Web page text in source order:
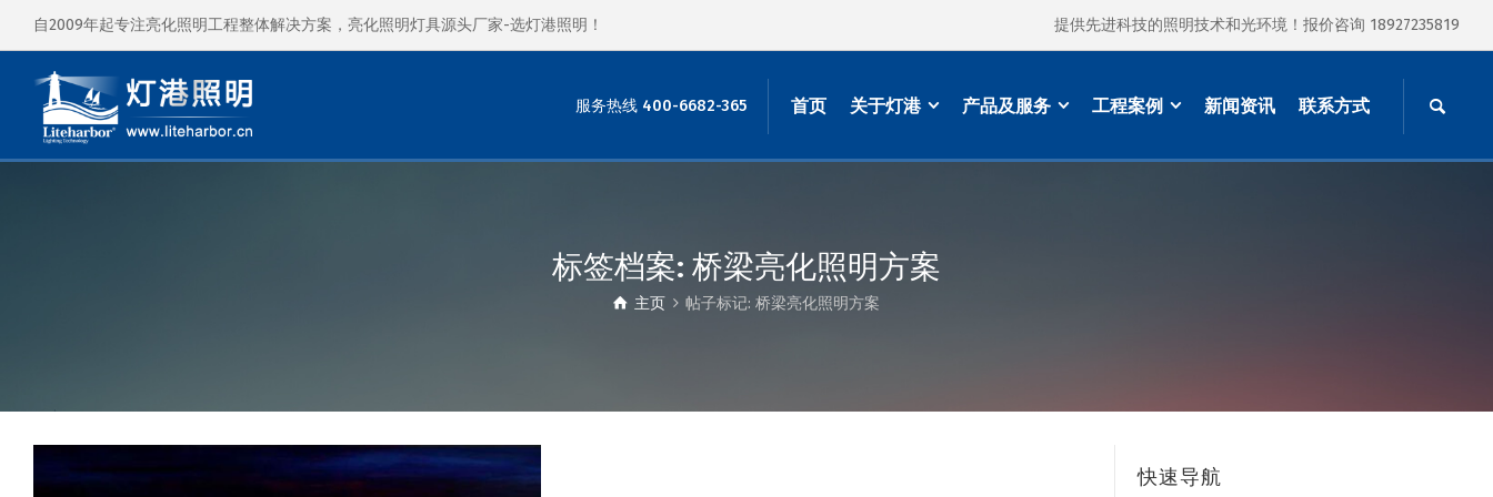
自2009年起专注亮化照明工程整体解决方案，亮化照明灯具源头厂家-选灯港照明！ 提供先进科技的照明技术和光环境！报价咨询 18927235819
服务热线 400-6682-365 首页 关于灯港 产品及服务 工程案例 新闻资讯 联系方式
标签档案: 桥梁亮化照明方案
主页 帖子标记: 桥梁亮化照明方案
快速导航